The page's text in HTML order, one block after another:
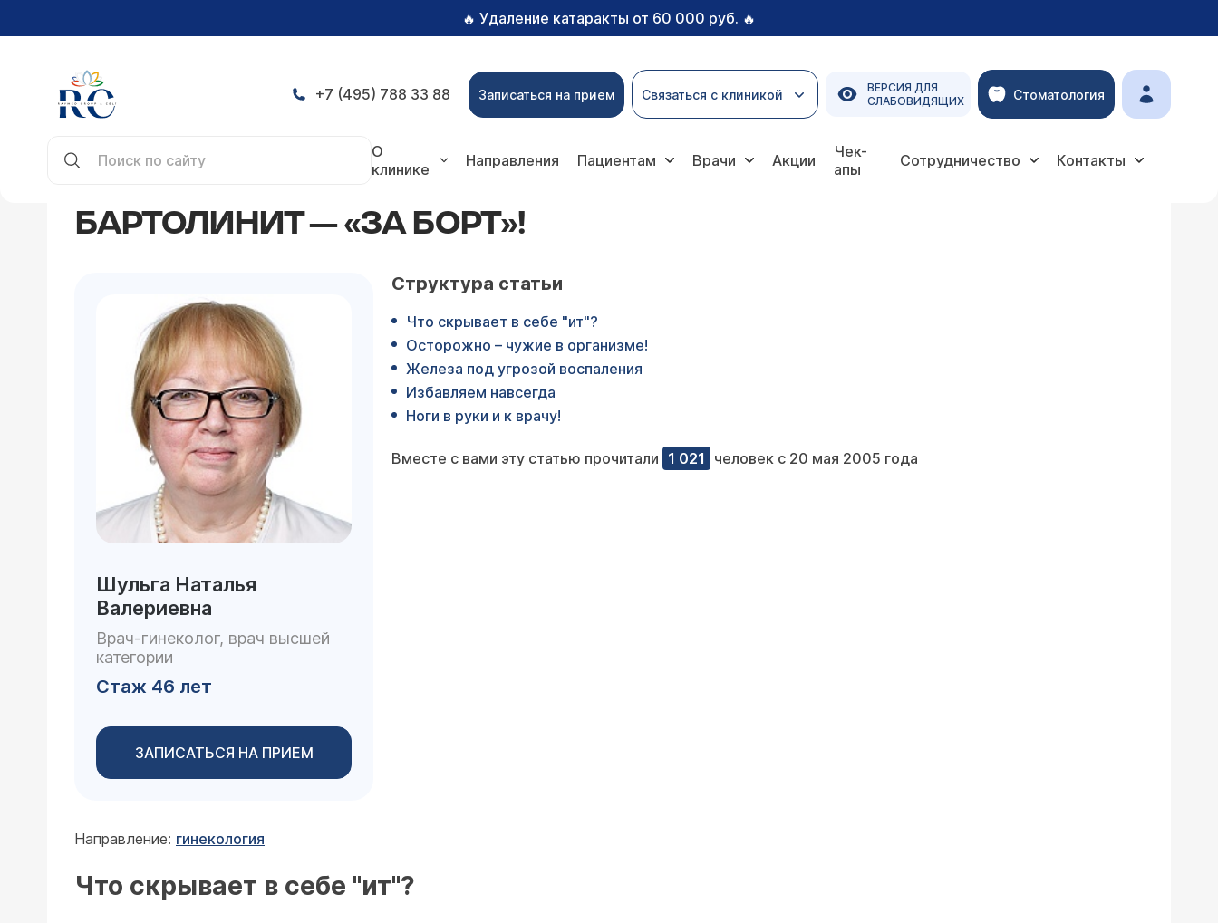
🔥 Удаление катаракты от 60 000 руб. 🔥
+7 (495) 788 33 88 Записаться на прием Связаться с клиникой
ВЕРСИЯ ДЛЯ
СЛАБОВИДЯЩИХ
Стоматология
О
клинике
Направления Пациентам Врачи Акции
Чек-
апы
Сотрудничество Контакты
БАРТОЛИНИТ — «ЗА БОРТ»!
Шульга Наталья
Валериевна
Врач-гинеколог, врач высшей
категории
Стаж 46 лет
ЗАПИСАТЬСЯ НА ПРИЕМ
Структура статьи
Что скрывает в себе "ит"?
Осторожно – чужие в организме!
Железа под угрозой воспаления
Избавляем навсегда
Ноги в руки и к врачу!
Вместе с вами эту статью прочитали 1 021 человек с 20 мая 2005 года
Направление: гинекология
Что скрывает в себе "ит"?